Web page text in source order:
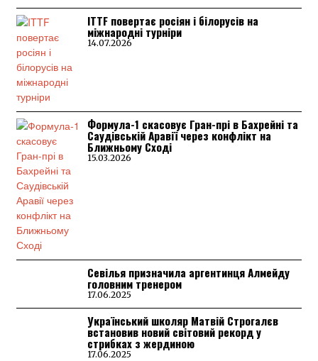
ITTF повертає росіян і білорусів на
міжнародні турніри
14.07.2026
Формула-1 скасовує Гран-прі в Бахрейні та
Саудівській Аравії через конфлікт на
Ближньому Сході
15.03.2026
Севілья призначила аргентинця Алмейду
головним тренером
17.06.2025
Український школяр Матвій Строгалєв
встановив новий світовий рекорд у
стрибках з жердиною
17.06.2025